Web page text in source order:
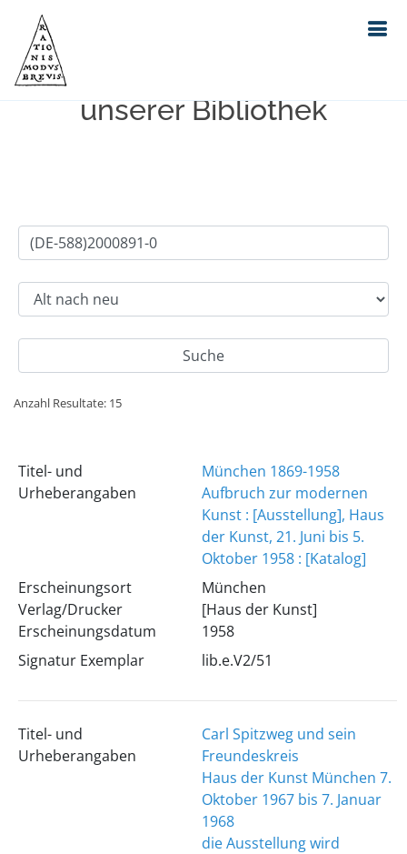
Einfache Suche im Bestand
unserer Bibliothek
Anzahl Resultate: 15
Titel- und
Urheberangaben
München 1869-1958
Aufbruch zur modernen
Kunst : [Ausstellung], Haus
der Kunst, 21. Juni bis 5.
Oktober 1958 : [Katalog]
Erscheinungsort
Verlag/Drucker
Erscheinungsdatum
München
[Haus der Kunst]
1958
Signatur Exemplar
lib.e.V2/51
Titel- und
Urheberangaben
Carl Spitzweg und sein
Freundeskreis
Haus der Kunst München 7.
Oktober 1967 bis 7. Januar
1968
die Ausstellung wird